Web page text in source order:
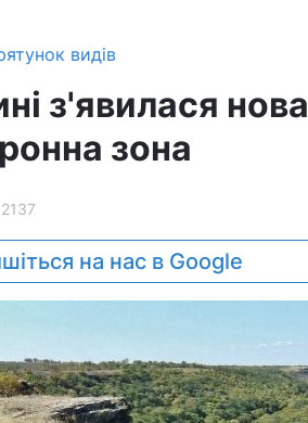
видів
з'явилася нова
зона
2137
на нас в Google